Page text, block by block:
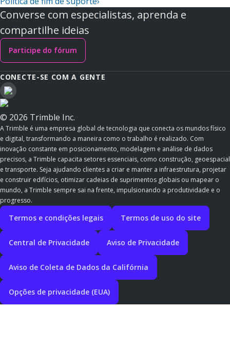
Converse com especialistas, aprenda e
compartilhe ideias
Participe do fórum
CONECTE-SE COM A GENTE
© 2026 Trimble Inc.
A Trimble é uma empresa global de tecnologia que conecta os mundos físico
e digital, transformando a maneira como o trabalho é realizado. Com
inovação constante em posicionamento, modelagem e análise de dados
precisos, a Trimble capacita setores essenciais, como construção, geoespacial
e transporte. Seja ajudando clientes a criar e manter a infraestrutura, projetar
e construir edifícios, otimizar cadeias de suprimentos globais ou mapear o
mundo, a Trimble sempre sai na frente, impulsionando a produtividade e o
progresso.
Termos e condições legais Termos de uso do site
Central de Privacidade Aviso de Privacidade
Aviso de Coleta de Dados da Califórnia
Opções de privacidade (EUA)